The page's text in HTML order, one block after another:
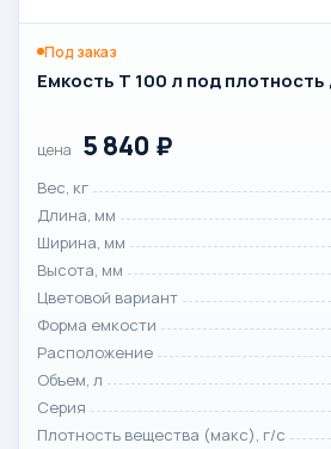
Под заказ
Емкость T 100 л под плотность
цена 5 840 ₽
Вес, кг
Длина, мм
Ширина, мм
Высота, мм
Цветовой вариант
Форма емкости
Расположение
Объем, л
Серия
Плотность вещества (макс), г/с